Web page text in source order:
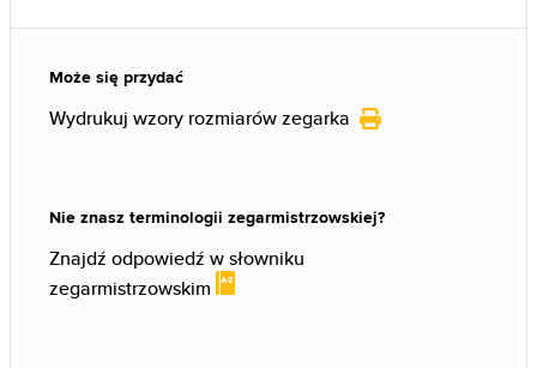
Może się przydać
Wydrukuj wzory rozmiarów zegarka
Nie znasz terminologii zegarmistrzowskiej?
Znajdź odpowiedź w słowniku
zegarmistrzowskim